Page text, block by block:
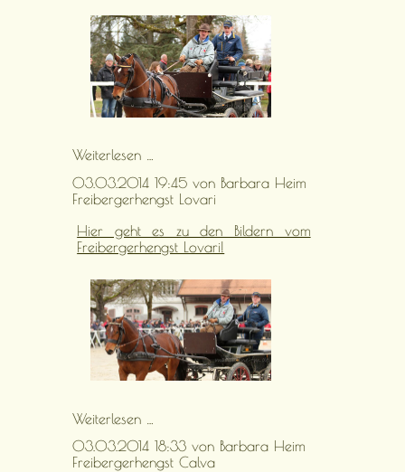
Weiterlesen …
03.03.2014 19:45 von Barbara Heim
Freibergerhengst Lovari
Hier geht es zu den Bildern vom
Freibergerhengst Lovari!
Weiterlesen …
03.03.2014 18:33 von Barbara Heim
Freibergerhengst Calva